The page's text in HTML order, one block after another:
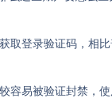
取登录验证码，相比
容易被验证封禁，